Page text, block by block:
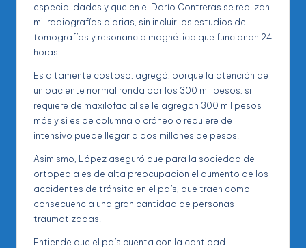
especialidades y que en el Darío Contreras se realizan
mil radiografías diarias, sin incluir los estudios de
tomografías y resonancia magnética que funcionan 24
horas.
Es altamente costoso, agregó, porque la atención de
un paciente normal ronda por los 300 mil pesos, si
requiere de maxilofacial se le agregan 300 mil pesos
más y si es de columna o cráneo o requiere de
intensivo puede llegar a dos millones de pesos.
Asimismo, López aseguró que para la sociedad de
ortopedia es de alta preocupación el aumento de los
accidentes de tránsito en el país, que traen como
consecuencia una gran cantidad de personas
traumatizadas.
Entiende que el país cuenta con la cantidad